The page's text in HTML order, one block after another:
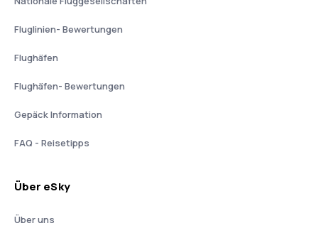
Fluglinien- Bewertungen
Flughäfen
Flughäfen- Bewertungen
Gepäck Information
FAQ - Reisetipps
Über eSky
Über uns